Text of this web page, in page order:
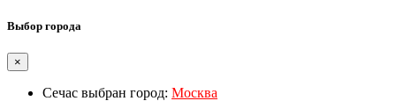
Выбор города
×
Сечас выбран город: Москва